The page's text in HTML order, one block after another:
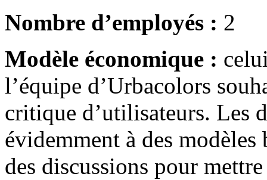
Nombre d’employés : 2
Modèle économique :
l’équipe d’Urbacolors
critique d’utilisateurs. Les
évidemment à des
des discussions pour